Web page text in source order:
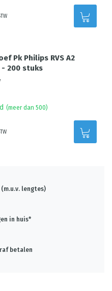
Pk Philips RVS A2
- 200 stuks
(meer dan 500)
lengtes)
in huis*
betalen